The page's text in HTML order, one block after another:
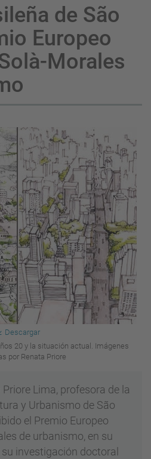
de São
Europeo
Morales
Descargar
20 y la situación actual. Imágenes
por Renata Priore
Lima, profesora de la
y Urbanismo de São
el Premio Europeo
de urbanismo, en su
investigación doctoral